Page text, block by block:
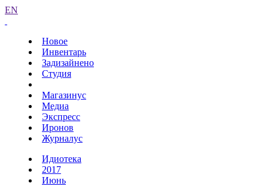
EN
Новое
Инвентарь
Задизайнено
Студия
Магазинус
Медиа
Экспресс
Иронов
Журналус
Идиотека
2017
Июнь